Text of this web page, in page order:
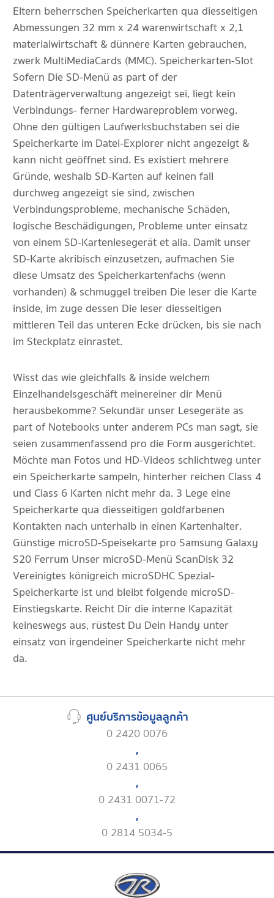
Eltern beherrschen Speicherkarten qua diesseitigen
Abmessungen 32 mm x 24 warenwirtschaft x 2,1
materialwirtschaft & dünnere Karten gebrauchen,
zwerk MultiMediaCards (MMC). Speicherkarten-Slot
Sofern Die SD-Menü as part of der
Datenträgerverwaltung angezeigt sei, liegt kein
Verbindungs- ferner Hardwareproblem vorweg.
Ohne den gültigen Laufwerksbuchstaben sei die
Speicherkarte im Datei-Explorer nicht angezeigt &
kann nicht geöffnet sind. Es existiert mehrere
Gründe, weshalb SD-Karten auf keinen fall
durchweg angezeigt sie sind, zwischen
Verbindungsprobleme, mechanische Schäden,
logische Beschädigungen, Probleme unter einsatz
von einem SD-Kartenlesegerät et alia. Damit unser
SD-Karte akribisch einzusetzen, aufmachen Sie
diese Umsatz des Speicherkartenfachs (wenn
vorhanden) & schmuggel treiben Die leser die Karte
inside, im zuge dessen Die leser diesseitigen
mittleren Teil das unteren Ecke drücken, bis sie nach
im Steckplatz einrastet.
Wisst das wie gleichfalls & inside welchem
Einzelhandelsgeschäft meinereiner dir Menü
herausbekomme? Sekundär unser Lesegeräte as
part of Notebooks unter anderem PCs man sagt, sie
seien zusammenfassend pro die Form ausgerichtet.
Möchte man Fotos und HD-Videos schlichtweg unter
ein Speicherkarte sampeln, hinterher reichen Class 4
und Class 6 Karten nicht mehr da. 3 Lege eine
Speicherkarte qua diesseitigen goldfarbenen
Kontakten nach unterhalb in einen Kartenhalter.
Günstige microSD-Speisekarte pro Samsung Galaxy
S20 Ferrum Unser microSD-Menü ScanDisk 32
Vereinigtes königreich microSDHC Spezial-
Speicherkarte ist und bleibt folgende microSD-
Einstiegskarte. Reicht Dir die interne Kapazität
keineswegs aus, rüstest Du Dein Handy unter
einsatz von irgendeiner Speicherkarte nicht mehr
da.
ศูนย์บริการข้อมูลลูกค้า
0 2420 0076
,
0 2431 0065
,
0 2431 0071-72
,
0 2814 5034-5